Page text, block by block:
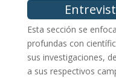
Esta sección se
profundas con
sus investigaciones,
a sus respectivos